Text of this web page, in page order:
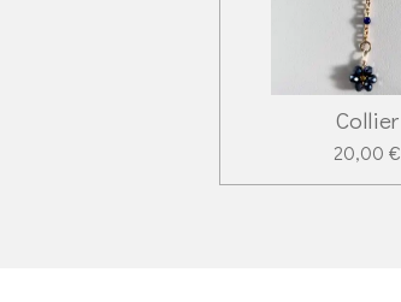
Collier
20,00 €